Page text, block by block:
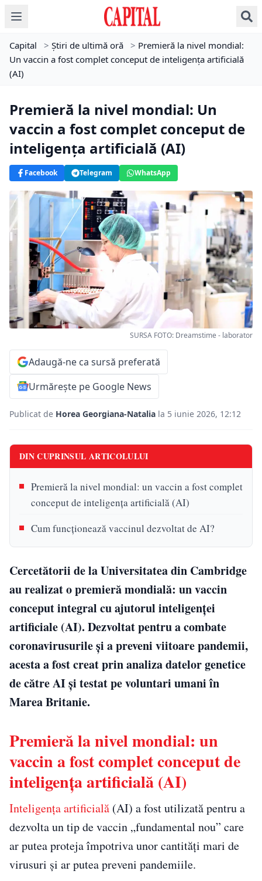
Capital > Știri de ultimă oră > Premieră la nivel mondial:
Un vaccin a fost complet conceput de inteligența artificială
(AI)
Premieră la nivel mondial: Un
vaccin a fost complet conceput de
inteligența artificială (AI)
Facebook Telegram WhatsApp
SURSA FOTO: Dreamstime - laborator
Adaugă-ne ca sursă preferată
Urmărește pe Google News
Publicat de Horea Georgiana-Natalia la 5 iunie 2026, 12:12
DIN CUPRINSUL ARTICOLULUI
Premieră la nivel mondial: un vaccin a fost complet
conceput de inteligența artificială (AI)
Cum funcționează vaccinul dezvoltat de AI?
Cercetătorii de la Universitatea din Cambridge
au realizat o premieră mondială: un vaccin
conceput integral cu ajutorul inteligenței
artificiale (AI). Dezvoltat pentru a combate
coronavirusurile și a preveni viitoare pandemii,
acesta a fost creat prin analiza datelor genetice
de către AI și testat pe voluntari umani în
Marea Britanie.
Premieră la nivel mondial: un
vaccin a fost complet conceput de
inteligența artificială (AI)
Inteligența artificială (AI) a fost utilizată pentru a
dezvolta un tip de vaccin „fundamental nou” care
ar putea proteja împotriva unor cantități mari de
virusuri și ar putea preveni pandemiile.